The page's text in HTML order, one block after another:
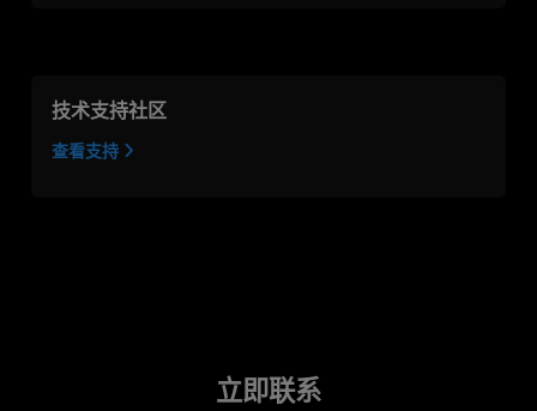
技术支持社区
查看支持
立即联系